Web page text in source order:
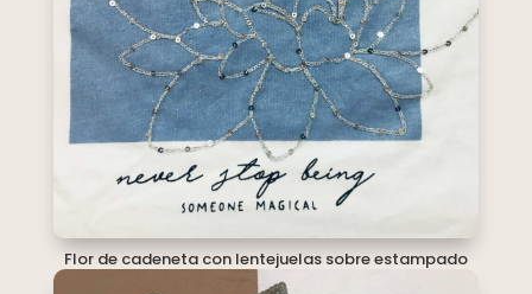
Flor de cadeneta con lentejuelas sobre estampado